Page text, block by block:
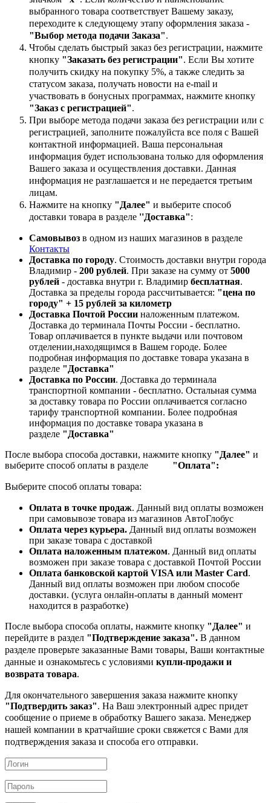
выбранного товара соответствует Вашему заказу,
переходите к следующему этапу оформления заказа -
"Выбор метода подачи Заказа".
Чтобы сделать быстрый заказ без регистрации, нажмите
кнопку "Заказать без регистрации". Если Вы хотите
получить скидку на покупку 5%, а также следить за
статусом заказа, получать новости на e-mail и
участвовать в бонусных программах, нажмите кнопку
"Заказ с регистрацией".
При выборе метода подачи заказа без регистрации или с
регистрацией, заполните пожалуйста все поля с Вашей
контактной информацией. Ваша персональная
информация будет использована только для оформления
Вашего заказа и осуществления доставки. Данная
информация не разглашается и не передается третьим
лицам.
Нажмите на кнопку "Далее" и выберите способ
доставки товара в разделе ''Доставка":
Самовывоз в одном из наших магазинов в разделе
Контакты
Доставка по городу. Стоимость доставки внутри города
Владимир - 200 рублей. При заказе на сумму от 5000
рублей - доставка внутри г. Владимир бесплатная.
Доставка за пределы города рассчитывается: "цена по
городу" + 15 рублей за километр
Доставка Почтой России наложенным платежом.
Доставка до терминала Почты России - бесплатно.
Товар оплачивается в пункте выдачи или почтовом
отделении,находящимся в Вашем городе. Более
подробная информация по доставке товара указана в
разделе "Доставка"
Доставка по России. Доставка до терминала
транспортной компании - бесплатно. Остальная сумма
за доставку товара по России оплачивается согласно
тарифу транспортной компании. Более подробная
информация по доставке товара указана в
разделе "Доставка"
После выбора способа доставки, нажмите кнопку "Далее" и
выберите способ оплаты в разделе "Оплата":
Выберите способ оплаты товара:
Оплата в точке продаж. Данный вид оплаты возможен
при самовывозе товара из магазинов АвтоГлобус
Оплата через курьера. Данный вид оплаты возможен
при заказе товара с доставкой
Оплата наложенным платежом. Данный вид оплаты
возможен при заказе товара с доставкой Почтой России
Оплата банковской картой VISA или Master Card.
Данный вид оплаты возможен при любом способе
доставки. (услуга онлайн-оплаты в данный момент
находится в разработке)
После выбора способа оплаты, нажмите кнопку "Далее" и
перейдите в раздел "Подтверждение заказа". В данном
разделе проверьте заказанные Вами товары, Ваши контактные
данные и ознакомьтесь с условиями купли-продажи и
возврата товара.
Для окончательного завершения заказа нажмите кнопку
"Подтвердить заказ". На Ваш электронный адрес придет
сообщение о приеме в обработку Вашего заказа. Менеджер
нашей компании в кратчайшие сроки свяжется с Вами для
подтверждения заказа и способа его отправки.